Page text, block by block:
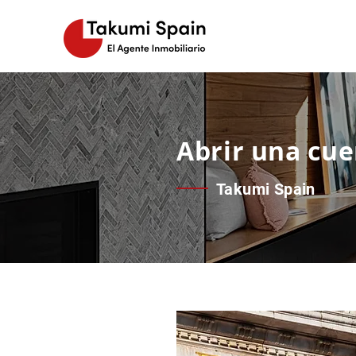
Abrir una
Takumi Spain